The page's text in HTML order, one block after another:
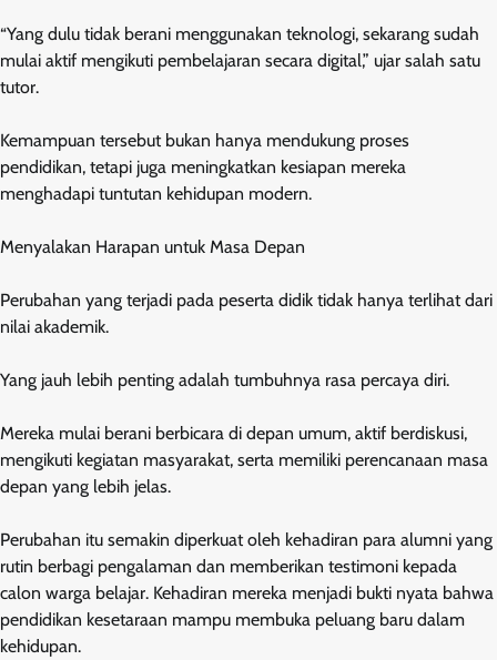
“Yang dulu tidak berani menggunakan teknologi, sekarang sudah
mulai aktif mengikuti pembelajaran secara digital,” ujar salah satu
tutor.
Kemampuan tersebut bukan hanya mendukung proses
pendidikan, tetapi juga meningkatkan kesiapan mereka
menghadapi tuntutan kehidupan modern.
Menyalakan Harapan untuk Masa Depan
Perubahan yang terjadi pada peserta didik tidak hanya terlihat dari
nilai akademik.
Yang jauh lebih penting adalah tumbuhnya rasa percaya diri.
Mereka mulai berani berbicara di depan umum, aktif berdiskusi,
mengikuti kegiatan masyarakat, serta memiliki perencanaan masa
depan yang lebih jelas.
Perubahan itu semakin diperkuat oleh kehadiran para alumni yang
rutin berbagi pengalaman dan memberikan testimoni kepada
calon warga belajar. Kehadiran mereka menjadi bukti nyata bahwa
pendidikan kesetaraan mampu membuka peluang baru dalam
kehidupan.